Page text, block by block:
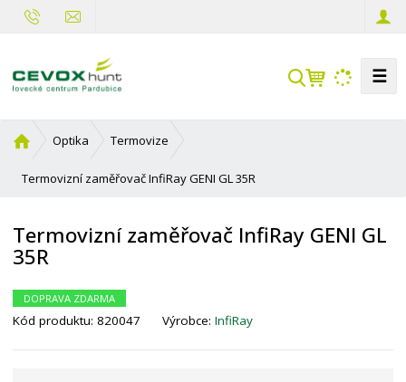
V
☰
o
í
s
r
a
Optika Termovize
Termovizní zaměřovač InfiRay GENI GL 35R
Termovizní zaměřovač InfiRay GENI GL
35R
DOPRAVA ZDARMA
Kód produktu:820047 Výrobce:InfiRay